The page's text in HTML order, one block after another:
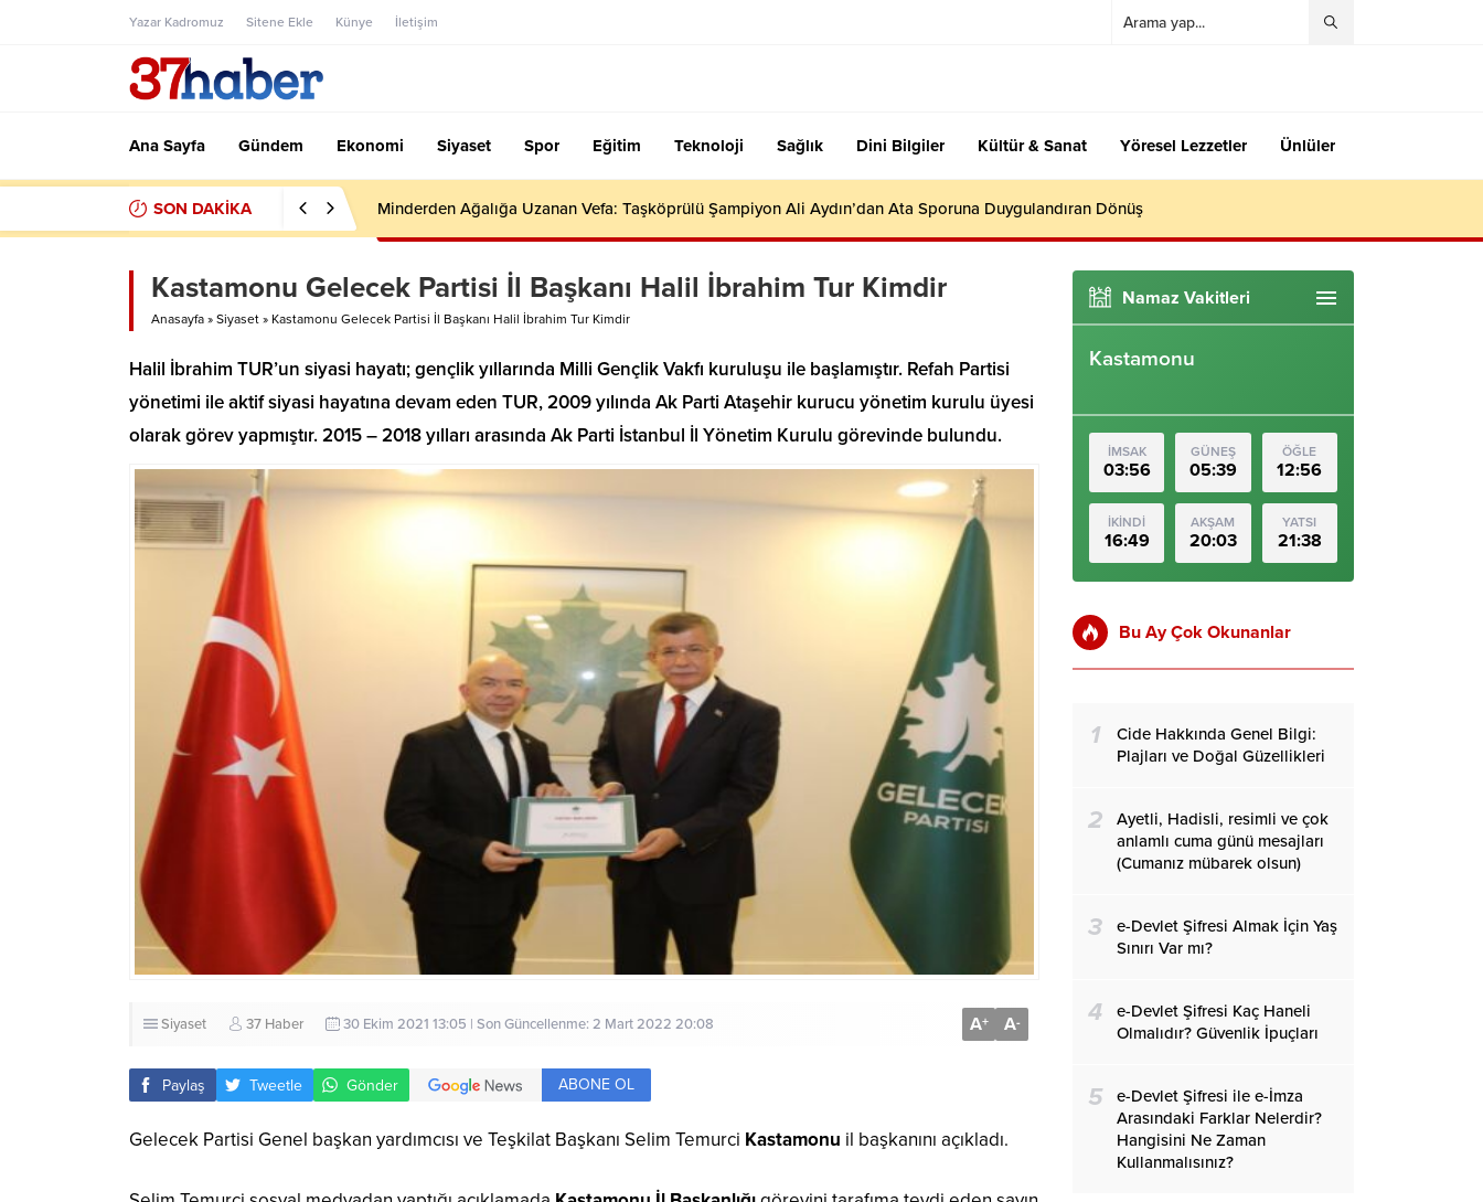
Yazar Kadromuz Sitene Ekle Künye İletişim
Ana Sayfa Gündem Ekonomi Siyaset Spor Eğitim Teknoloji Sağlık Dini Bilgiler Kültür & Sanat Yöresel Lezzetler Ünlüler
SON DAKİKA Minderden Ağalığa Uzanan Vefa: Taşköprülü Şampiyon Ali Aydın’dan Ata Sporuna Duygulandıran Dönüş
Kastamonu Gelecek Partisi İl Başkanı Halil İbrahim Tur Kimdir
Anasayfa » Siyaset » Kastamonu Gelecek Partisi İl Başkanı Halil İbrahim Tur Kimdir
Halil İbrahim TUR’un siyasi hayatı; gençlik yıllarında Milli Gençlik Vakfı kuruluşu ile başlamıştır. Refah Partisi
yönetimi ile aktif siyasi hayatına devam eden TUR, 2009 yılında Ak Parti Ataşehir kurucu yönetim kurulu üyesi
olarak görev yapmıştır. 2015 – 2018 yılları arasında Ak Parti İstanbul İl Yönetim Kurulu görevinde bulundu.
Siyaset 37 Haber 30 Ekim 2021 13:05 | Son Güncellenme: 2 Mart 2022 20:08 A+ A-
Paylaş Tweetle Gönder ABONE OL
Gelecek Partisi Genel başkan yardımcısı ve Teşkilat Başkanı Selim Temurci Kastamonu il başkanını açıkladı.
Namaz Vakitleri
Kastamonu
İMSAK
03:56
GÜNEŞ
05:39
ÖĞLE
12:56
İKİNDİ
16:49
AKŞAM
20:03
YATSI
21:38
Bu Ay Çok Okunanlar
1
Cide Hakkında Genel Bilgi:
Plajları ve Doğal Güzellikleri
2
Ayetli, Hadisli, resimli ve çok
anlamlı cuma günü mesajları
(Cumanız mübarek olsun)
3
e-Devlet Şifresi Almak İçin Yaş
Sınırı Var mı?
4
e-Devlet Şifresi Kaç Haneli
Olmalıdır? Güvenlik İpuçları
5
e-Devlet Şifresi ile e-İmza
Arasındaki Farklar Nelerdir?
Hangisini Ne Zaman
Kullanmalısınız?